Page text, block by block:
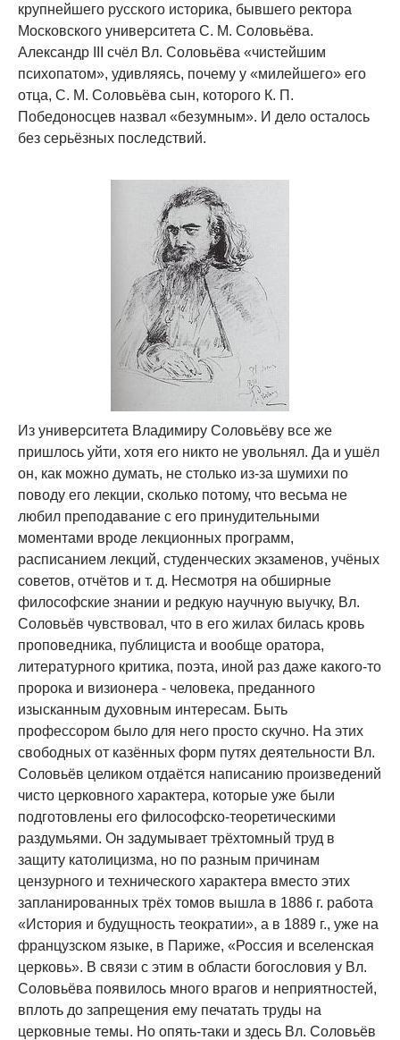
крупнейшего русского историка, бывшего ректора
Московского университета С. М. Соловьёва.
Александр III счёл Вл. Соловьёва «чистейшим
психопатом», удивляясь, почему у «милейшего» его
отца, С. М. Соловьёва сын, которого К. П.
Победоносцев назвал «безумным». И дело осталось
без серьёзных последствий.
Из университета Владимиру Соловьёву все же
пришлось уйти, хотя его никто не увольнял. Да и ушёл
он, как можно думать, не столько из-за шумихи по
поводу его лекции, сколько потому, что весьма не
любил преподавание с его принудительными
моментами вроде лекционных программ,
расписанием лекций, студенческих экзаменов, учёных
советов, отчётов и т. д. Несмотря на обширные
философские знании и редкую научную выучку, Вл.
Соловьёв чувствовал, что в его жилах билась кровь
проповедника, публициста и вообще оратора,
литературного критика, поэта, иной раз даже какого-то
пророка и визионера - человека, преданного
изысканным духовным интересам. Быть
профессором было для него просто скучно. На этих
свободных от казённых форм путях деятельности Вл.
Соловьёв целиком отдаётся написанию произведений
чисто церковного характера, которые уже были
подготовлены его философско-теоретическими
раздумьями. Он задумывает трёхтомный труд в
защиту католицизма, но по разным причинам
цензурного и технического характера вместо этих
запланированных трёх томов вышла в 1886 г. работа
«История и будущность теократии», а в 1889 г., уже на
французском языке, в Париже, «Россия и вселенская
церковь». В связи с этим в области богословия у Вл.
Соловьёва появилось много врагов и неприятностей,
вплоть до запрещения ему печатать труды на
церковные темы. Но опять-таки и здесь Вл. Соловьёв